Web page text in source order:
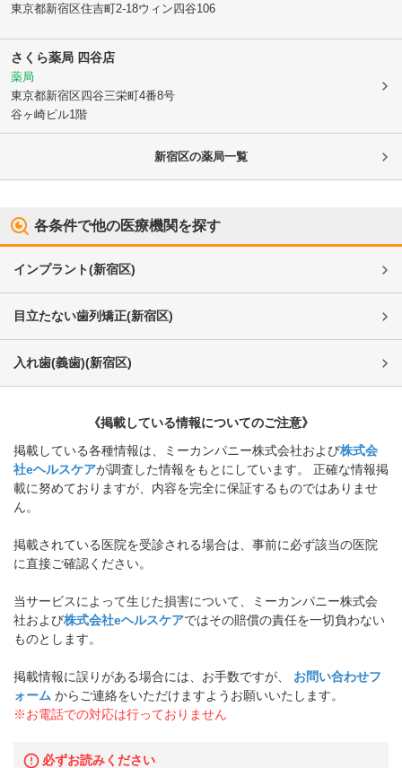
東京都新宿区住吉町2-18ウィン四谷106
さくら薬局 四谷店
薬局
東京都新宿区四谷三栄町4番8号
谷ヶ崎ビル1階
新宿区の薬局一覧
各条件で他の医療機関を探す
インプラント(新宿区)
目立たない歯列矯正(新宿区)
入れ歯(義歯)(新宿区)
《掲載している情報についてのご注意》
掲載している各種情報は、ミーカンパニー株式会社および株式会
社eヘルスケアが調査した情報をもとにしています。 正確な情報掲
載に努めておりますが、内容を完全に保証するものではありませ
ん。
掲載されている医院を受診される場合は、事前に必ず該当の医院
に直接ご確認ください。
当サービスによって生じた損害について、ミーカンパニー株式会
社および株式会社eヘルスケアではその賠償の責任を一切負わない
ものとします。
掲載情報に誤りがある場合には、お手数ですが、
お問い合わせフ
ォーム からご連絡をいただけますようお願いいたします。
※お電話での対応は行っておりません
必ずお読みください